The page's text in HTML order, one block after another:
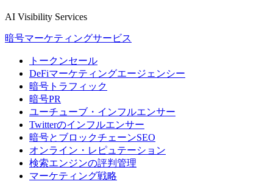
AI Visibility Services
暗号マーケティングサービス
トークンセール
DeFiマーケティングエージェンシー
暗号トラフィック
暗号PR
ユーチューブ・インフルエンサー
Twitterのインフルエンサー
暗号とブロックチェーンSEO
オンライン・レピュテーション
検索エンジンの評判管理
マーケティング戦略